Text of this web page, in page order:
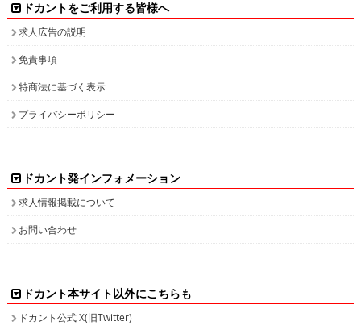
ドカントをご利用する皆様へ
求人広告の説明
免責事項
特商法に基づく表示
プライバシーポリシー
ドカント発インフォメーション
求人情報掲載について
お問い合わせ
ドカント本サイト以外にこちらも
ドカント公式 X(旧Twitter)